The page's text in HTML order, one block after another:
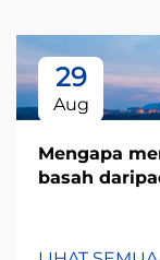
29
Aug
Mengapa
basah